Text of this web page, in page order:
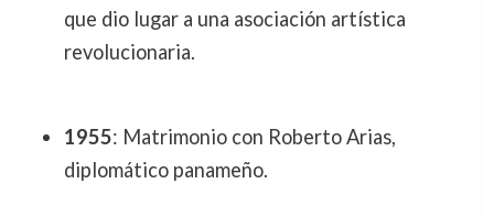
que dio lugar a una asociación artística
revolucionaria.
1955: Matrimonio con Roberto Arias,
diplomático panameño.